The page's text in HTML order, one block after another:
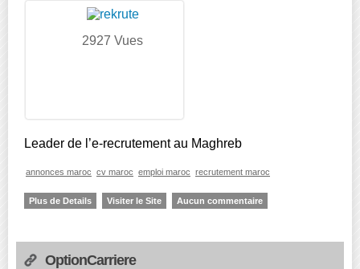
2927 Vues
Leader de l’e-recrutement au Maghreb
annonces maroc cv maroc emploi maroc recrutement maroc
Plus de Details Visiter le Site Aucun commentaire
OptionCarriere